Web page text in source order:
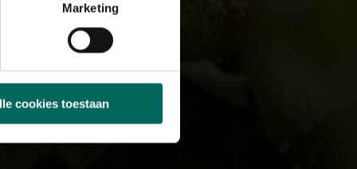
Marketing
cookies toestaan